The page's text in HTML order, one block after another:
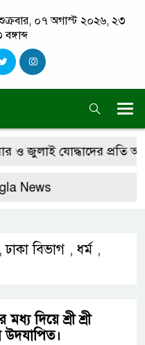
০৭ অগাস্ট ২০২৬, ২৩
যোদ্ধাদের প্রতি
,ঢাকা বিভাগ , ধর্ম ,
দিয়ে শ্রী শ্রী
উদযাপিত।